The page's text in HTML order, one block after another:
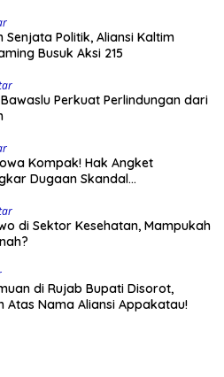
Politik, Aliansi Kaltim
Busuk Aksi 215
Perkuat Perlindungan dari
Kompak! Hak Angket
Dugaan Skandal
di Sektor Kesehatan, Mampukah
di Rujab Bupati Disorot,
Atas Nama Aliansi Appakatau!